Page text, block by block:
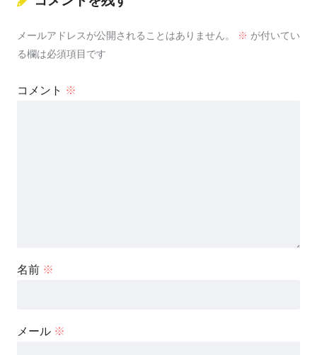
メールアドレスが公開されることはありません。 ※ が付いてい
る欄は必須項目です
コメント ※
名前 ※
メール ※